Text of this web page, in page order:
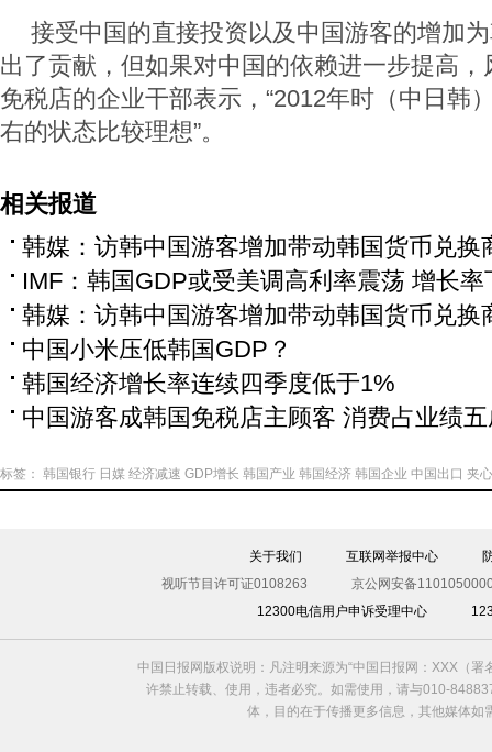
接受中国的直接投资以及中国游客的增加
出了贡献，但如果对中国的依赖进一步提高
免税店的企业干部表示，“2012年时（中日韩
右的状态比较理想”。
相关报道
韩媒：访韩中国游客增加带动韩国货币兑换
IMF：韩国GDP或受美调高利率震荡 增长率
韩媒：访韩中国游客增加带动韩国货币兑换
中国小米压低韩国GDP？
韩国经济增长率连续四季度低于1%
中国游客成韩国免税店主顾客 消费占业绩
标签： 韩国银行 日媒 经济减速 GDP增长 韩国产业 韩国经济 韩国企业 中国出口 夹
关于我们 互联网举报中心
视听节目许可证0108263
京公网安备
12300电信用户申诉受理中心
中国日报网版权说明：凡注明来源为“中国日报网：XXX（
许禁止转载、使用，违者必究。如需使用，请与010-
体，目的在于传播更多信息，其他媒体